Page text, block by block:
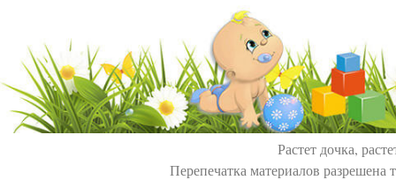
Растет дочка,
Перепечатка материалов разрешена